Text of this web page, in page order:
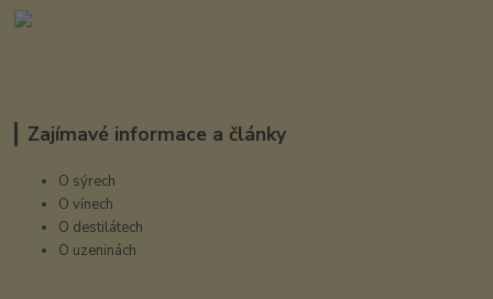
Zajímavé informace a články
O sýrech
O vínech
O destilátech
O uzeninách